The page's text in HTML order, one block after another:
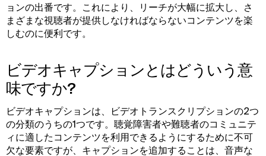
ョンの出番です。これにより、リーチが大幅に拡大し、さ
まざまな視聴者が提供しなければならないコンテンツを楽
しむのに便利です。
ビデオキャプションとはどういう意
味ですか?
ビデオキャプションは、ビデオトランスクリプションの2つ
の分類のうちの1つです。聴覚障害者や難聴者のコミュニテ
ィに適したコンテンツを利用できるようにするために不可
欠な要素ですが、キャプションを追加することは、音声な